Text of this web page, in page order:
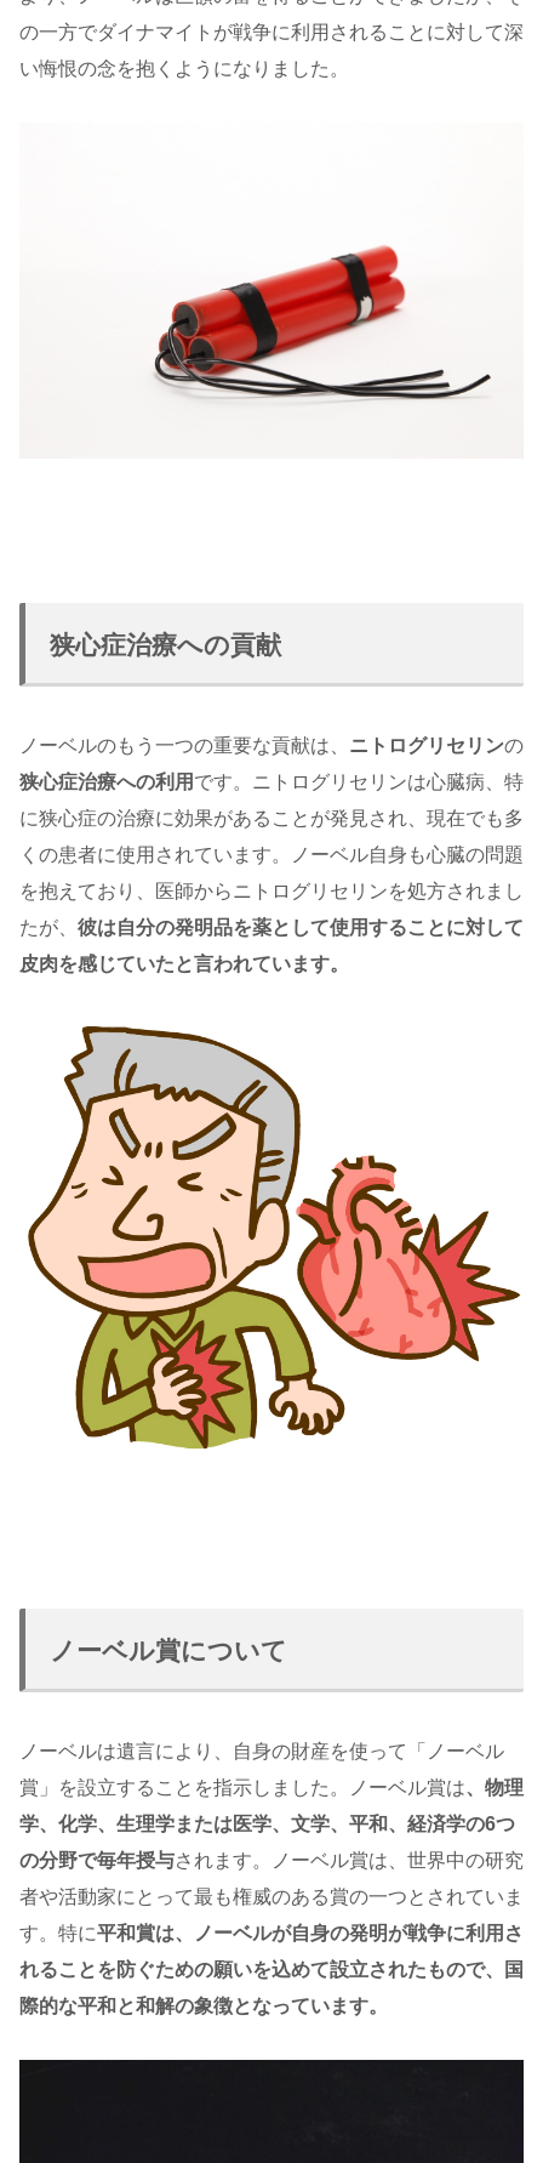
の一方でダイナマイトが戦争に利用されることに対して深
い悔恨の念を抱くようになりました。
狭心症治療への貢献
ノーベルのもう一つの重要な貢献は、 ニトログリセリンの
狭心症治療への利用 です。ニトログリセリンは心臓病、特
に狭心症の治療に効果があることが発見され、現在でも多
くの患者に使用されています。ノーベル自身も心臓の問題
を抱えており、医師からニトログリセリンを処方されまし
たが、 彼は自分の発明品を薬として使用することに対して
皮肉を感じていたと言われています。
ノーベル賞について
ノーベルは遺言により、自身の財産を使って「ノーベル
賞」を設立することを指示しました。ノーベル賞は、物理
学、化学、生理学または医学、文学、平和、経済学の6つ
の分野で毎年授与されます。ノーベル賞は、世界中の研究
者や活動家にとって最も権威のある賞の一つとされていま
す。特に平和賞は、ノーベルが自身の発明が戦争に利用さ
れることを防ぐための願いを込めて設立されたもので、国
際的な平和と和解の象徴となっています。